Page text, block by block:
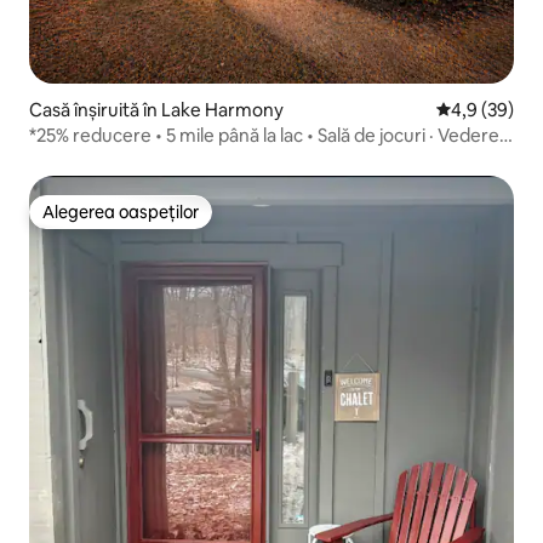
Casă înșiruită în Lake Harmony Scor mediu
4,9 (39)
*25% reducere • 5 mile până la lac • Sală de jocuri · Vedere
Alegerea oaspeților
Alegerea oaspeților